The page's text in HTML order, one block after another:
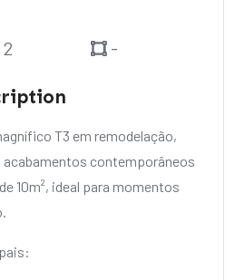
2 -
T3 em remodelação,
acabamentos contemporâneos
10m², ideal para momentos